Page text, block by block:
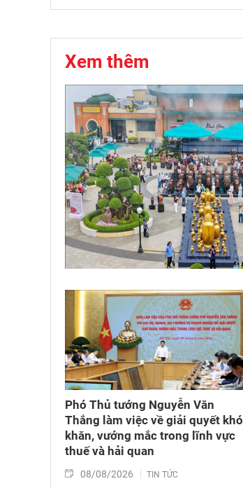
Xem thêm
Phó Thủ tướng Nguyễn Văn
Thắng làm việc về giải quyết khó
khăn, vướng mắc trong lĩnh vực
thuế và hải quan
08/08/2026 TIN TỨC